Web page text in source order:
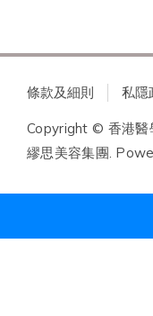
條款及細則 私隱
Copyright © 香港醫
繆思美容集團.